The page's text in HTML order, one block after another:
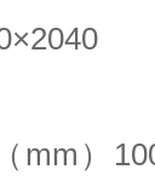
×2040
mm）